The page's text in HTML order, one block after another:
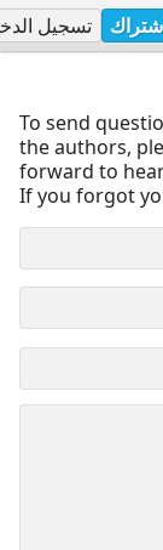
تسجيل
To send
the authors,
forward to
If you forgot